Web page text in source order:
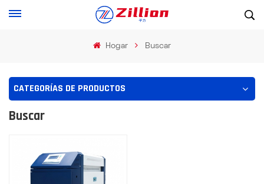
Hogar Buscar
CATEGORÍAS DE PRODUCTOS
Buscar